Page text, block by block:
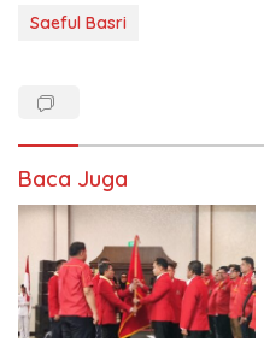
Saeful Basri
Baca Juga